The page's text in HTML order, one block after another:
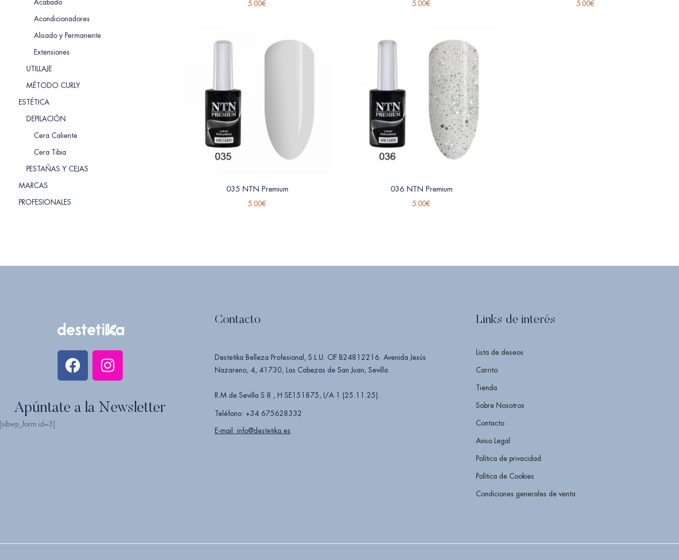
Acabado
Acondicionadores
Alisado y Permanente
Extensiones
UTILLAJE
MÉTODO CURLY
ESTÉTICA
DEPILACIÓN
Cera Caliente
Cera Tibia
PESTAÑAS Y CEJAS
MARCAS
PROFESIONALES
5.00€ 5.00€ 5.00€
035 NTN Premium
5.00€
036 NTN Premium
5.00€
Apúntate a la Newsletter
id=3]
Contacto
Destetika Belleza Profesional, S.L.U. CIF B24812216. Avenida Jesús
Nazareno, 4, 41730, Las Cabezas de San Juan, Sevilla.
R.M de Sevilla S 8 , H SE151875, I/A 1 (25.11.25).
Teléfono: +34 675628332
E-mail: info@destetika.es
Links de interés
Lista de deseos
Carrito
Tienda
Sobre Nosotros
Contacto
Aviso Legal
Política de privacidad
Política de Cookies
Condiciones generales de venta